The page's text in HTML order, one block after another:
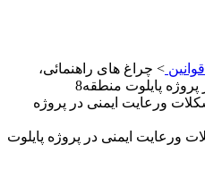
> چراغ های راهنمائی،
پايلوت منطقه8
ورعایت ایمنی در پروژه پايلوت